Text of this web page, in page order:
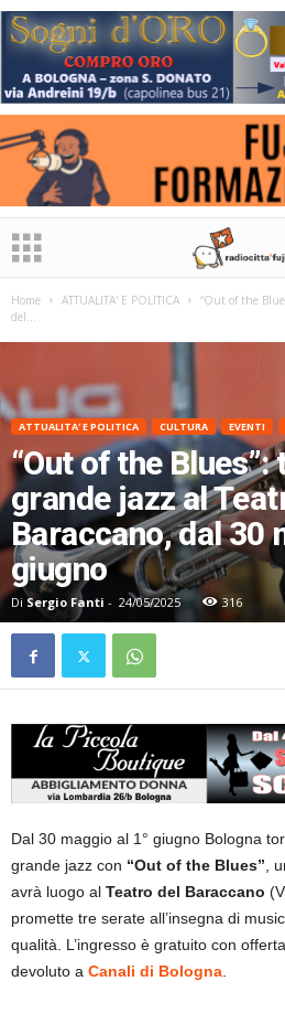
Home ATTUALITA' E POLITICA
“Out of the
del...
ATTUALITA' E POLITICA CULTURA EVENTI
“Out of the
grande jazz al
Baraccano, dal 30
giugno
Di Sergio Fanti - 24/05/2025 316
Dal 30 maggio al 1° giugno Bologna
grande jazz con “Out of the Blues”,
avrà luogo al Teatro del Baraccano
promette tre serate all’insegna di
qualità. L’ingresso è gratuito con
devoluto a Canali di Bologna.